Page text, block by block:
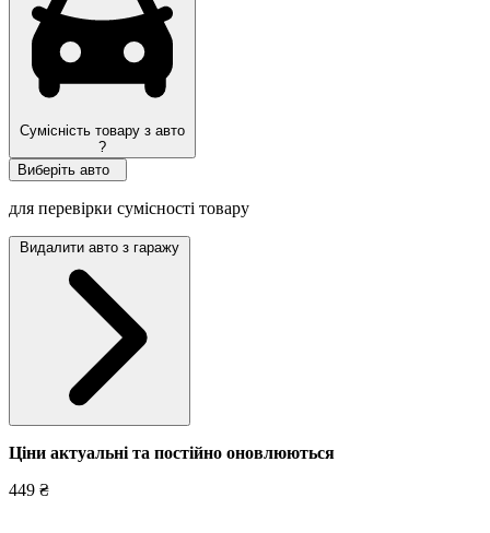
Сумісність товару з авто
?
Виберіть авто
для перевірки сумісності товару
Видалити авто з гаражу
Ціни актуальні та постійно оновлюються
449 ₴